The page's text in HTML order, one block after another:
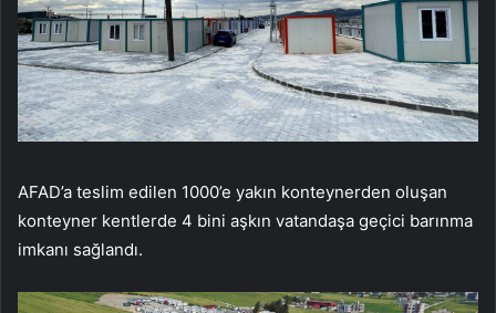
AFAD’a teslim edilen 1000’e yakın konteynerden oluşan
konteyner kentlerde 4 bini aşkın vatandaşa geçici barınma
imkanı sağlandı.